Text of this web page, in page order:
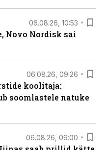
06.08.26, 10:53
Novo Nordisk sai
06.08.26, 09:26
koolitaja:
soomlastele natuke
06.08.26, 09:00